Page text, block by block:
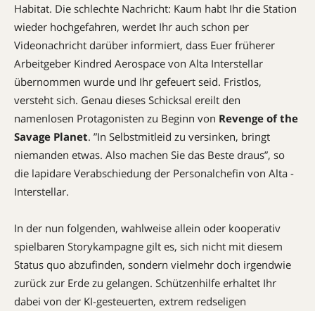
Habitat. Die schlechte Nachricht: Kaum habt Ihr die Station
wieder hochgefahren, werdet Ihr auch schon per
Videonachricht ­darüber informiert, dass Euer früherer
Arbeitgeber Kindred Aerospace von Alta Interstellar
übernommen wurde und Ihr gefeuert seid. Fristlos,
versteht sich. Genau dieses Schicksal ereilt den
namenlosen Protagonisten zu Beginn von ­ Revenge of the
Savage Planet. ”In Selbstmitleid zu versinken, bringt
niemanden etwas. Also machen Sie das Beste draus”, so
die lapidare Verabschiedung der ­Personalchefin von Alta ­
Interstellar.
In der nun folgenden, wahl­weise allein oder kooperativ
spielbaren Storykampagne gilt es, sich nicht mit diesem
Status quo abzufinden, sondern vielmehr doch irgendwie
zurück zur Erde zu ­gelangen. Schützenhilfe erhaltet Ihr
dabei von der KI-gesteuerten, extrem redseligen